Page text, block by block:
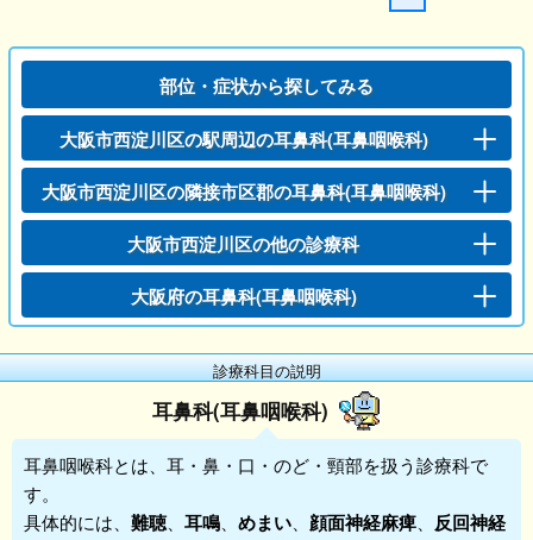
部位・症状から探してみる
大阪市西淀川区の駅周辺の耳鼻科(耳鼻咽喉科)
大阪市西淀川区の隣接市区郡の耳鼻科(耳鼻咽喉科)
大阪市西淀川区の他の診療科
大阪府の耳鼻科(耳鼻咽喉科)
診療科目の説明
耳鼻科(耳鼻咽喉科)
耳鼻咽喉科とは、耳・鼻・口・のど・頸部を扱う診療科で
す。
具体的には、 難聴、 耳鳴 めまい 顔面神経麻痺
反回神経